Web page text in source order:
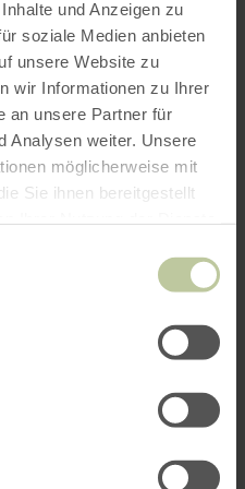
und Anzeigen zu
soziale Medien anbieten
unsere Website zu
wir Informationen zu Ihrer
an unsere Partner für
Analysen weiter. Unsere
möglicherweise mit
Sie ihnen bereitgestellt
à Nideggen-Schmidt